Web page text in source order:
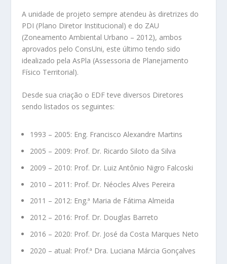
A unidade de projeto sempre atendeu às diretrizes do
PDI (Plano Diretor Institucional) e do ZAU
(Zoneamento Ambiental Urbano – 2012), ambos
aprovados pelo ConsUni, este último tendo sido
idealizado pela AsPla (Assessoria de Planejamento
Físico Territorial).
Desde sua criação o EDF teve diversos Diretores
sendo listados os seguintes:
1993 – 2005: Eng. Francisco Alexandre Martins
2005 – 2009: Prof. Dr. Ricardo Siloto da Silva
2009 – 2010: Prof. Dr. Luiz Antônio Nigro Falcoski
2010 – 2011: Prof. Dr. Néocles Alves Pereira
2011 – 2012: Eng.ª Maria de Fátima Almeida
2012 – 2016: Prof. Dr. Douglas Barreto
2016 – 2020: Prof. Dr. José da Costa Marques Neto
2020 – atual: Prof.ª Dra. Luciana Márcia Gonçalves